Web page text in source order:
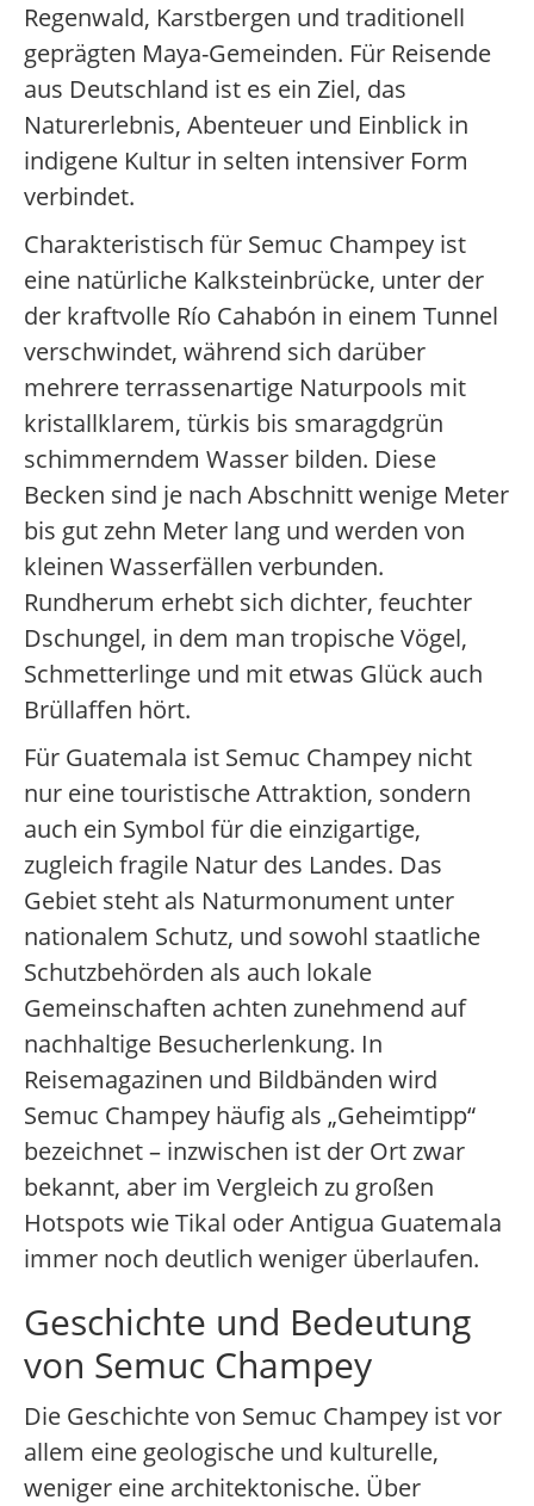
Regenwald, Karstbergen und traditionell
geprägten Maya-Gemeinden. Für Reisende
aus Deutschland ist es ein Ziel, das
Naturerlebnis, Abenteuer und Einblick in
indigene Kultur in selten intensiver Form
verbindet.
Charakteristisch für Semuc Champey ist
eine natürliche Kalksteinbrücke, unter der
der kraftvolle Río Cahabón in einem Tunnel
verschwindet, während sich darüber
mehrere terrassenartige Naturpools mit
kristallklarem, türkis bis smaragdgrün
schimmerndem Wasser bilden. Diese
Becken sind je nach Abschnitt wenige Meter
bis gut zehn Meter lang und werden von
kleinen Wasserfällen verbunden.
Rundherum erhebt sich dichter, feuchter
Dschungel, in dem man tropische Vögel,
Schmetterlinge und mit etwas Glück auch
Brüllaffen hört.
Für Guatemala ist Semuc Champey nicht
nur eine touristische Attraktion, sondern
auch ein Symbol für die einzigartige,
zugleich fragile Natur des Landes. Das
Gebiet steht als Naturmonument unter
nationalem Schutz, und sowohl staatliche
Schutzbehörden als auch lokale
Gemeinschaften achten zunehmend auf
nachhaltige Besucherlenkung. In
Reisemagazinen und Bildbänden wird
Semuc Champey häufig als „Geheimtipp“
bezeichnet – inzwischen ist der Ort zwar
bekannt, aber im Vergleich zu großen
Hotspots wie Tikal oder Antigua Guatemala
immer noch deutlich weniger überlaufen.
Geschichte und Bedeutung
von Semuc Champey
Die Geschichte von Semuc Champey ist vor
allem eine geologische und kulturelle,
weniger eine architektonische. Über